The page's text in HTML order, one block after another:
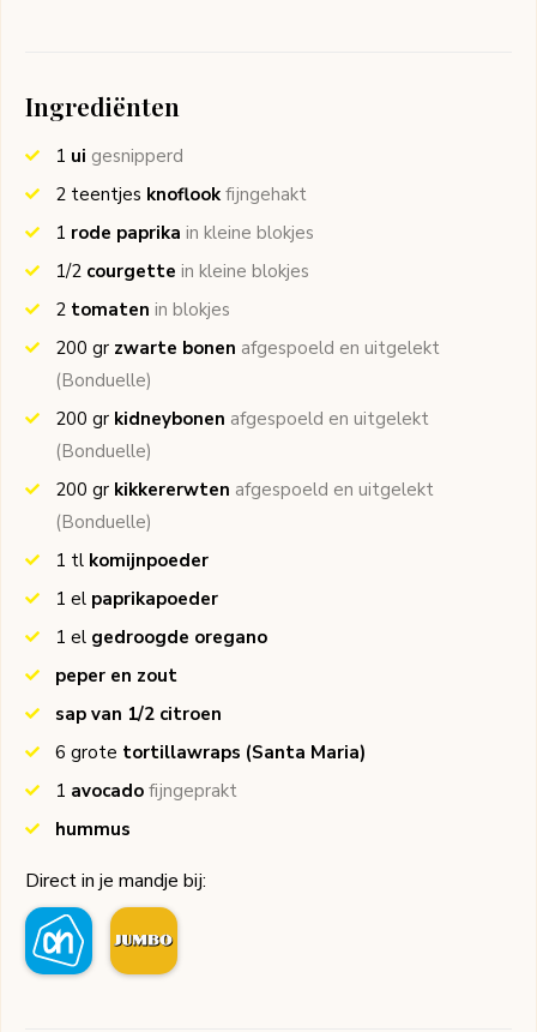
Ingrediënten
1 ui gesnipperd
2 teentjes knoflook fijngehakt
1 rode paprika in kleine blokjes
1/2 courgette in kleine blokjes
2 tomaten in blokjes
200 gr zwarte bonen afgespoeld en uitgelekt
(Bonduelle)
200 gr kidneybonen afgespoeld en uitgelekt
(Bonduelle)
200 gr kikkererwten afgespoeld en uitgelekt
(Bonduelle)
1 tl komijnpoeder
1 el paprikapoeder
1 el gedroogde oregano
peper en zout
sap van 1/2 citroen
6 grote tortillawraps (Santa Maria)
1 avocado fijngeprakt
hummus
Direct in je mandje bij: